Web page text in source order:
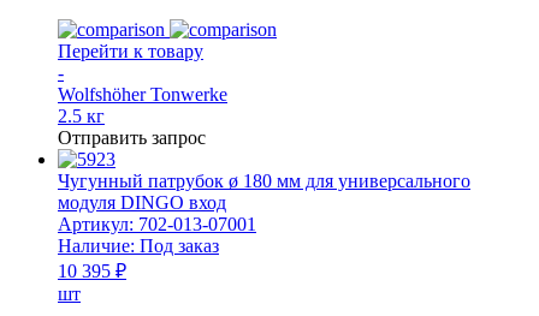
Перейти к товару
-
Wolfshöher Tonwerke
2.5 кг
Отправить запрос
Чугунный патрубок ø 180 мм для универсального
модуля DINGO вход
Артикул: 702-013-07001
Наличие: Под заказ
10 395 ₽
шт